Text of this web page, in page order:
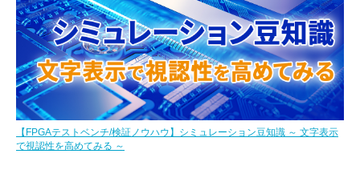
【FPGAテストベンチ/検証ノウハウ】シミュレーション豆知識 ～ 文字表示
で視認性を高めてみる ～